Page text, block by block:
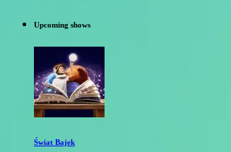
Upcoming shows
Świat Bajek